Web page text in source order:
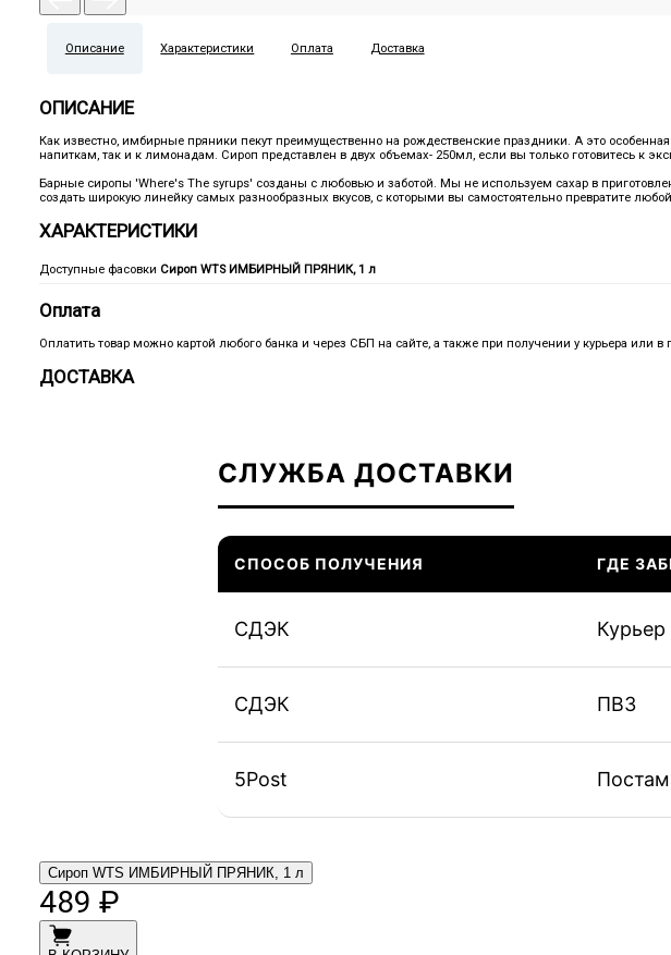
Описание Характеристики Оплата Доставка
ОПИСАНИЕ
Как известно, имбирные пряники пекут преимущественно на рождественские праздники. А это
напиткам, так и к лимонадам. Сироп представлен в двух объемах- 250мл, если вы только готовитесь к
Барные cиропы 'Where's The syrups' созданы с любовью и заботой. Мы не используем сахар в
создать широкую линейку самых разнообразных вкусов, с которыми вы самостоятельно превратите
ХАРАКТЕРИСТИКИ
Доступные фасовки Сироп WTS ИМБИРНЫЙ ПРЯНИК, 1 л
Оплата
Оплатить товар можно картой любого банка и через СБП на сайте, а также при получении у курьера или в
ДОСТАВКА
СЛУЖБА ДОСТАВКИ
СПОСОБ ПОЛУЧЕНИЯ ГДЕ
СДЭК
СДЭК ПВЗ
5Post
Сироп WTS ИМБИРНЫЙ ПРЯНИК, 1 л
489 ₽